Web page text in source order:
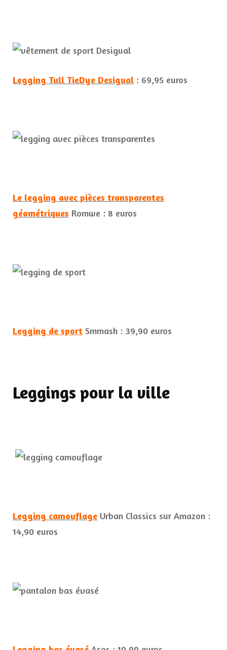
Legging Tull TieDye Desigual : 69,95 euros
Le legging avec pièces transparentes
géométriques Romwe : 8 euros
Legging de sport Smmash : 39,90 euros
Leggings pour la ville
Legging camouflage Urban Classics sur Amazon :
14,90 euros